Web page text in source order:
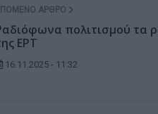
ΆΡΘΡΟ
πολιτισμού τα
ΕΡΤ
16.11.2025 - 11:32